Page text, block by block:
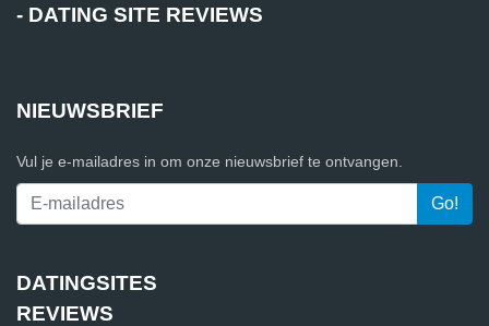
- DATING SITE REVIEWS
NIEUWSBRIEF
Vul je e-mailadres in om onze nieuwsbrief te ontvangen.
DATINGSITES
REVIEWS